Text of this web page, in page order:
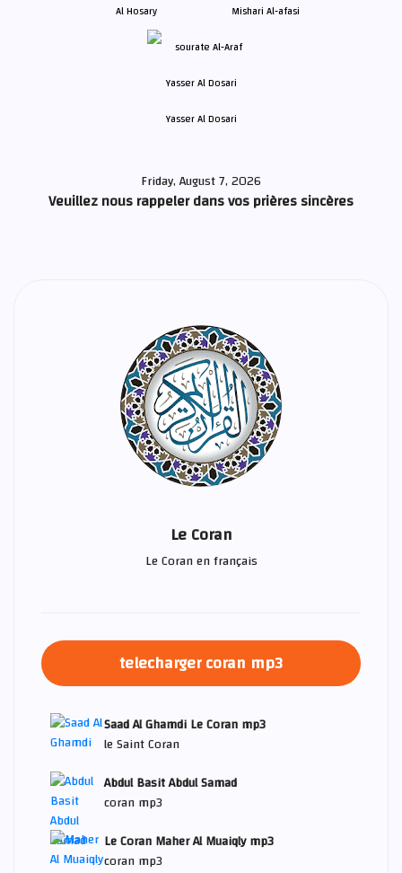
Al Hosary Mishari Al-afasi
Yasser Al Dosari
Friday, August 7, 2026
Veuillez nous rappeler dans vos prières sincères
Le Coran
Le Coran en français
telecharger coran mp3
Saad Al Ghamdi Le Coran mp3
le Saint Coran
Abdul Basit Abdul Samad
coran mp3
Le Coran Maher Al Muaiqly mp3
coran mp3